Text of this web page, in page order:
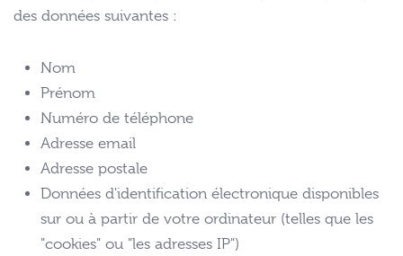
des données suivantes :
Nom
Prénom
Numéro de téléphone
Adresse email
Adresse postale
Données d'identification électronique disponibles
sur ou à partir de votre ordinateur (telles que les
"cookies" ou "les adresses IP")